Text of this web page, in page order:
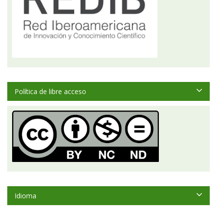
Política de libre acceso
Idioma